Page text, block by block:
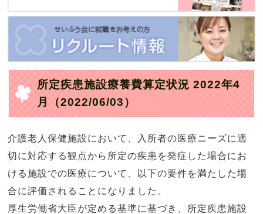
所定疾患施設療養費算定状況 2022年4
月
（2022/06/03）
介護老人保健施設において、入所者の医療ニーズに適
切に対応する観点から所定の疾患を発症した場合にお
ける施設での医療について、以下の要件を満たした場
合に評価されることになりました。
厚生労働省大臣が定める基準に基づき、所定疾患施設